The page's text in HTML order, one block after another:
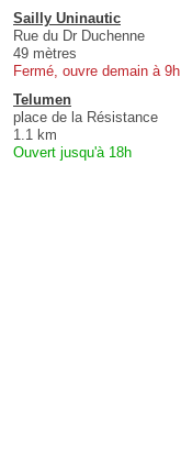
Sailly Uninautic
Rue du Dr Duchenne
49 mètres
Fermé, ouvre demain à 9h
Telumen
place de la Résistance
1.1 km
Ouvert jusqu'à 18h